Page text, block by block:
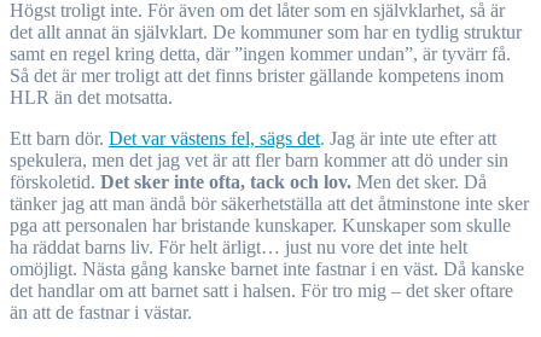
Högst troligt inte. För även om det låter som en självklarhet, så är
det allt annat än självklart. De kommuner som har en tydlig struktur
samt en regel kring detta, där ”ingen kommer undan”, är tyvärr få.
Så det är mer troligt att det finns brister gällande kompetens inom
HLR än det motsatta.
Ett barn dör. Det var västens fel, sägs det. Jag är inte ute efter att
spekulera, men det jag vet är att fler barn kommer att dö under sin
förskoletid. Det sker inte ofta, tack och lov. Men det sker. Då
tänker jag att man ändå bör säkerhetställa att det åtminstone inte sker
pga att personalen har bristande kunskaper. Kunskaper som skulle
ha räddat barns liv. För helt ärligt… just nu vore det inte helt
omöjligt. Nästa gång kanske barnet inte fastnar i en väst. Då kanske
det handlar om att barnet satt i halsen. För tro mig – det sker oftare
än att de fastnar i västar.